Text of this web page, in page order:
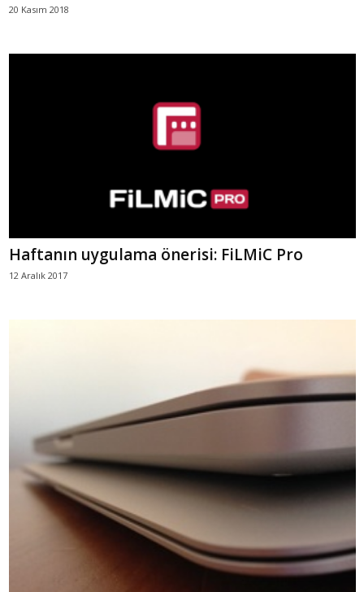
20 Kasım 2018
Haftanın uygulama önerisi: FiLMiC Pro
12 Aralık 2017